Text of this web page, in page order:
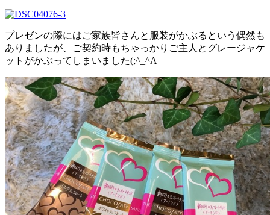
プレゼンの際にはご家族皆さんと服装がかぶるという偶然も
ありましたが、ご契約時もちゃっかりご主人とグレージャケ
ットがかぶってしまいました(;^_^A